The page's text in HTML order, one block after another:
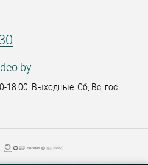
18.00. Выходные: Сб, Вс, гос.